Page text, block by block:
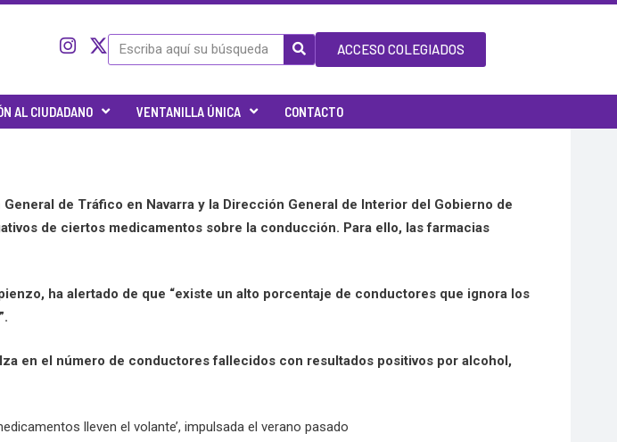
n
-
t
e
x
I
t
a
m
X
w
r
Search ACCESO COLEGIADOS
AL CIUDADANO VENTANILLA ÚNICA CONTACTO
de Tráfico en Navarra y la Dirección General de Interior del Gobierno de
de ciertos medicamentos sobre la conducción. Para ello, las farmacias
ha alertado de que “existe un alto porcentaje de conductores que ignora los
en el número de conductores fallecidos con resultados positivos por alcohol,
lleven el volante’, impulsada el verano pasado